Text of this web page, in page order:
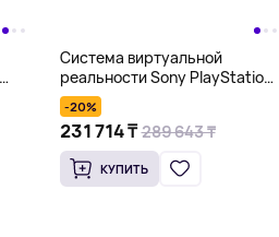
Система виртуальной
реальности Sony PlayStation
VR 2, белый
-20%
231 714 ₸ 289 643 ₸
КУПИТЬ